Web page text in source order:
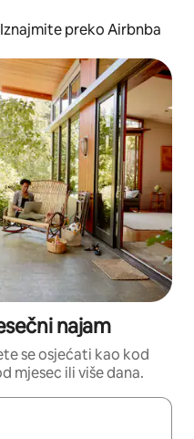
Iznajmite preko Airbnba
najam
se osjećati kao kod
mjesec ili više dana.
ćete ih pregledati